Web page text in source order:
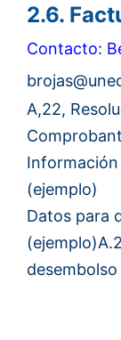
2.6.
Contacto:
A,22,
(ejemplo)
Datos para
(ejemplo)
desembolso